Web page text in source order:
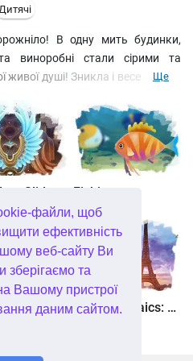
файли, щоб
ефективність
веб-сайту Ви
зберігаємо та
Вашому пристрої
даним сайтом.
Дитячі
В одну мить будинки,
виноробні стали сірими та
душі! Зникла і веселка, що
місто колишнім, радісним і
із трьох і більше
чарівні слова та проходьте
Ще
Slide Fishjong
Пас'янс Білосніжка. Зачароване королівство Travel Mosaics: A Paris Tour